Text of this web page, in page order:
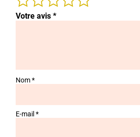
Votre avis *
Nom*
E-mail *